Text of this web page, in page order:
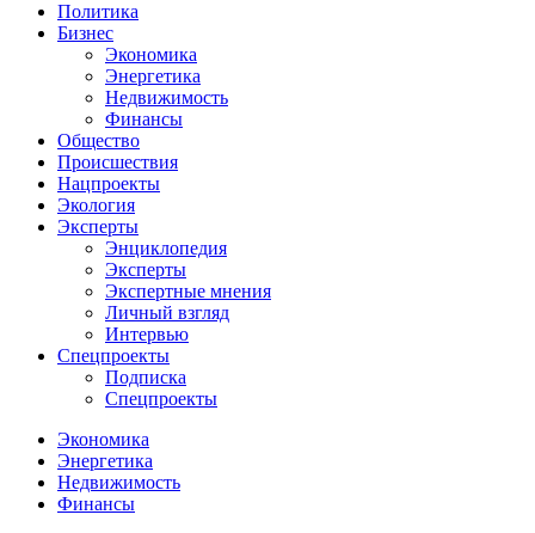
Политика
Бизнес
Экономика
Энергетика
Недвижимость
Финансы
Общество
Происшествия
Нацпроекты
Экология
Эксперты
Энциклопедия
Эксперты
Экспертные мнения
Личный взгляд
Интервью
Спецпроекты
Подписка
Спецпроекты
Экономика
Энергетика
Недвижимость
Финансы